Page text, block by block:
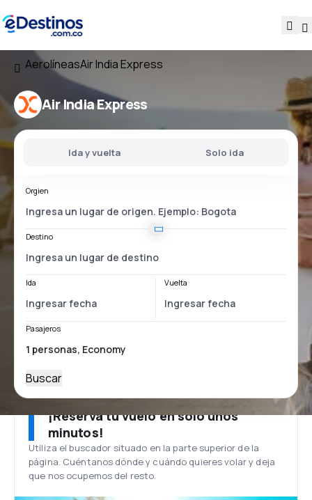
AerolíneasAir India Express
Air India Express
Ida y vuelta Solo ida
Orgien
Destino
Ida Vuelta
Pasajeros
Buscar
¡Reserva tu vuelo en solo unos
minutos!
Utiliza el buscador situado en la parte superior de la
página. Cuéntanos dónde y cuándo quieres volar y deja
que nos ocupemos del resto.